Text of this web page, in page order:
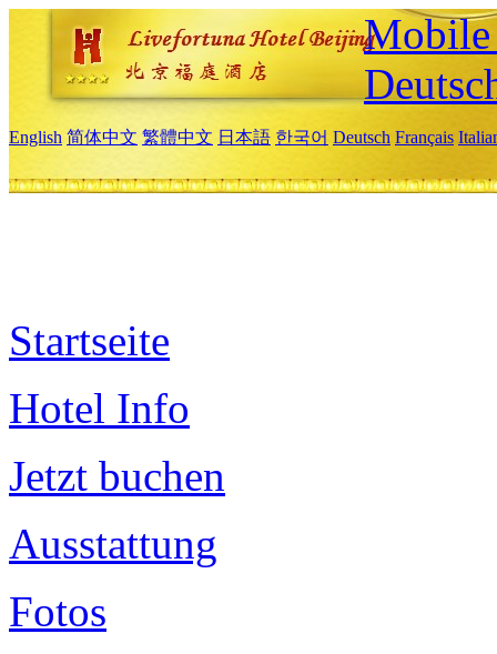
Mobile
English 简体中文 繁體中文 日本語 한국어 Deutsch Français
Startseite
Hotel Info
Jetzt buchen
Ausstattung
Fotos